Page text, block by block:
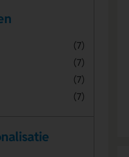
(7)
(7)
(7)
(7)